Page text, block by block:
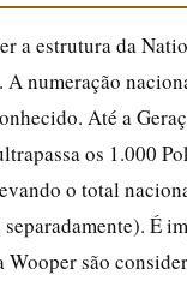
a estrutura da
numeração
Até a
os 1.000
o total
É
são